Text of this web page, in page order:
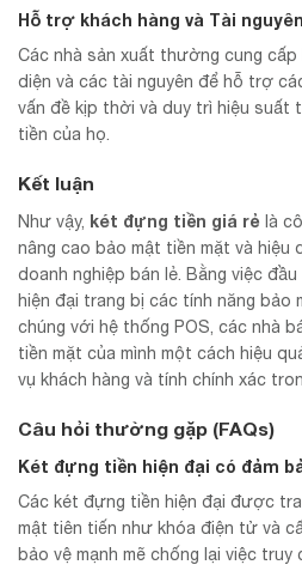
Hỗ trợ khách hàng và Tài nguyên
Các nhà sản xuất thường cung
diện và các tài nguyên để hỗ trợ
vấn đề kịp thời và duy trì hiệu suất
tiền của họ.
Kết luận
Như vậy, két đựng tiền giá rẻ là
nâng cao bảo mật tiền mặt và hiệu
doanh nghiệp bán lẻ. Bằng việc
hiện đại trang bị các tính năng bảo
chúng với hệ thống POS, các nhà
tiền mặt của mình một cách hiệu
vụ khách hàng và tính chính xác
Câu hỏi thường gặp (FAQs)
Két đựng tiền hiện đại có đảm
Các két đựng tiền hiện đại được
mật tiên tiến như khóa điện tử và
bảo vệ mạnh mẽ chống lại việc truy